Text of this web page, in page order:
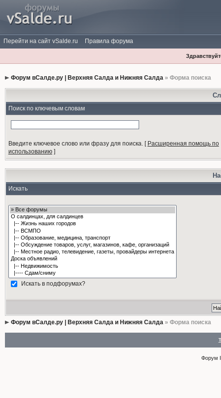
Перейти на сайт vSalde.ru Правила форума
Форум вСалде.ру | Верхняя Салда и Нижняя Салда» Форма поиска
Поиск по ключевым словам
Введите ключевое слово или фразу для поиска.[ Расширенная помощь по
использованию]
Искать
Искать в подфорумах?
Форум вСалде.ру | Верхняя Салда и Нижняя Салда» Форма поиска
Форум